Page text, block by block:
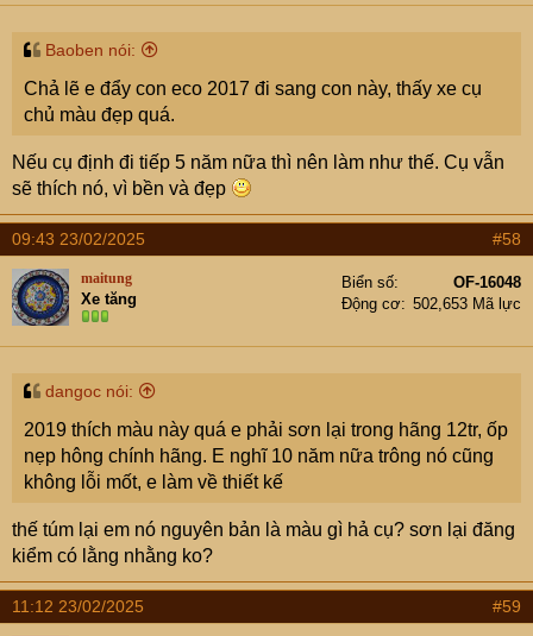
Baoben nói:
Chả lẽ e đẩy con eco 2017 đi sang con này, thấy xe cụ
chủ màu đẹp quá.
Nếu cụ định đi tiếp 5 năm nữa thì nên làm như thế. Cụ vẫn
sẽ thích nó, vì bền và đẹp
09:43 23/02/2025 #58
maitung
Xe tăng
Biển số
OF-16048
Động cơ
502,653 Mã lực
dangoc nói:
2019 thích màu này quá e phải sơn lại trong hãng 12tr, ốp
nẹp hông chính hãng. E nghĩ 10 năm nữa trông nó cũng
không lỗi mốt, e làm về thiết kế
thế túm lại em nó nguyên bản là màu gì hả cụ? sơn lại đăng
kiểm có lằng nhằng ko?
11:12 23/02/2025 #59